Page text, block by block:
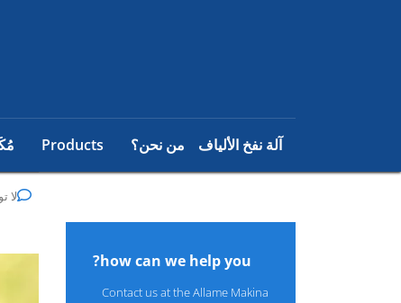
آلة نفخ الألياف من نحن؟ Products
لا
how can we help you?
Contact us at the Allame Makina